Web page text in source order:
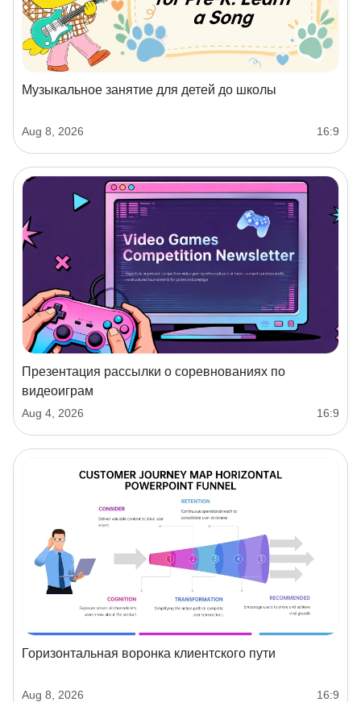
Музыкальное занятие для детей до школы
Aug 8, 2026 16:9
Презентация рассылки о соревнованиях по
видеоиграм
Aug 4, 2026 16:9
Горизонтальная воронка клиентского пути
Aug 8, 2026 16:9